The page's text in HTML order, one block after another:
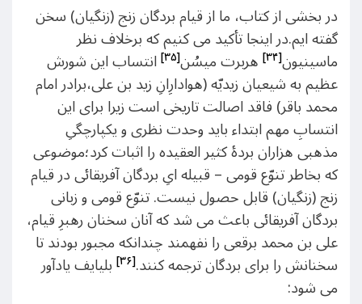
در بخشی از کتاب، ما از قیام بردگان زنج (زنگیان) سخن
گفته ایم.در اینجا تأکید می کنیم که برخلاف نظر
ماسینیون[۳۴] هربرت میسُن[۳۵] انتساب این شورش
عظیم به شیعیان زیدیّه (هوادارِانِ زید بن علی،برادر امام
محمد باقر) فاقد اصالت تاریخی است زیرا برای این
انتسابِ مهم ابتداء باید وحدت نظری و یکپارچگیِ
مذهبی هزاران بردۀ کثیر العقیده را اثبات کرد؛موضوعی
که بخاطر تنوّع قومی – قبیله ایِ بردگان آفریقائی در قیام
زنج (زنگیان) قابل حصول نیست. تنوّع قومی و زبانی
بردگان آفریقائی باعث می شد که آنان سخنان رهبرِ قیام،
علی‌ بن محمد برقعی را نفهمند چندانکه مجبور بودند تا
سخنانش را برای بردگان ترجمه کنند.[۳۶] بلیایف یادآور
می شود: